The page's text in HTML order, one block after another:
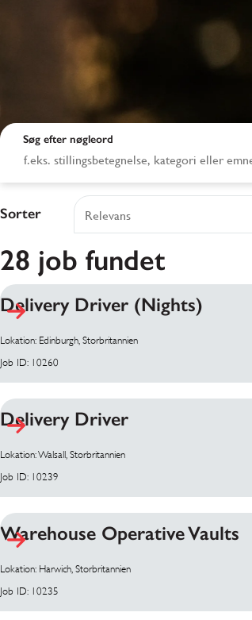
Søgeresultater
Søg efter nøgleord
Sorter
28 job fundet
Delivery Driver (Nights)
Lokation: Edinburgh, Storbritannien
Job ID: 10260
Delivery Driver
Lokation: Walsall, Storbritannien
Job ID: 10239
Warehouse Operative Vaults
Lokation: Harwich, Storbritannien
Job ID: 10235